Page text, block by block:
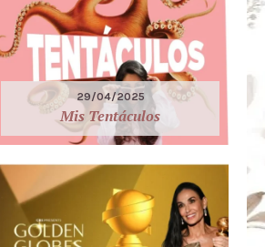
29/04/2025
Mis Tentáculos